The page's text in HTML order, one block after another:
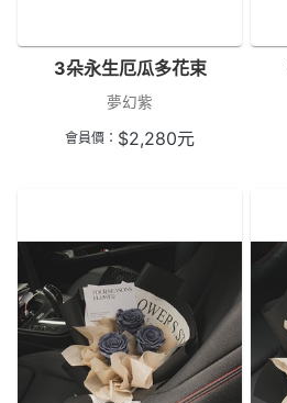
3朵永生厄瓜多花束
夢幻紫
會員價： $2,280元